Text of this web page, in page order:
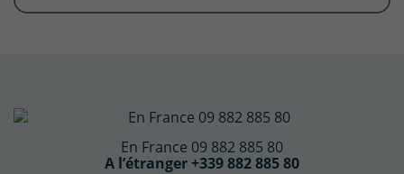
En France 09 882 885 80
A l’étranger +339 882 885 80